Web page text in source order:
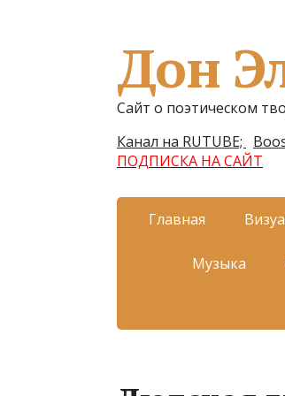
Дон
Сайт о поэтическом
Канал на RUTUBE;
ПОДПИСКА НА САЙТ
Главная
Музыка